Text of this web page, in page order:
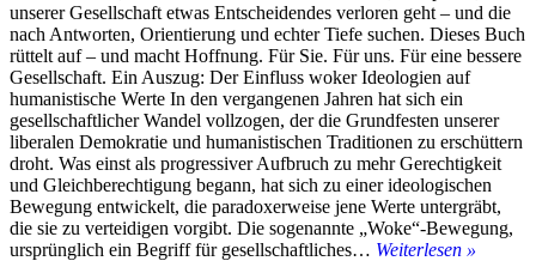
unserer Gesellschaft etwas Entscheidendes verloren geht – und die
nach Antworten, Orientierung und echter Tiefe suchen. Dieses Buch
rüttelt auf – und macht Hoffnung. Für Sie. Für uns. Für eine bessere
Gesellschaft. Ein Auszug: Der Einfluss woker Ideologien auf
humanistische Werte In den vergangenen Jahren hat sich ein
gesellschaftlicher Wandel vollzogen, der die Grundfesten unserer
liberalen Demokratie und humanistischen Traditionen zu erschüttern
droht. Was einst als progressiver Aufbruch zu mehr Gerechtigkeit
und Gleichberechtigung begann, hat sich zu einer ideologischen
Bewegung entwickelt, die paradoxerweise jene Werte untergräbt,
die sie zu verteidigen vorgibt. Die sogenannte „Woke“-Bewegung,
ursprünglich ein Begriff für gesellschaftliches… Weiterlesen »